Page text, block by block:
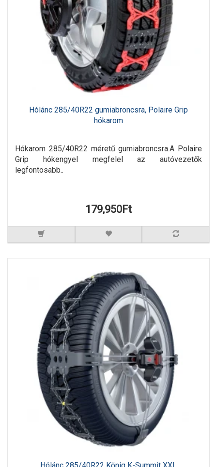
Hólánc 285/40R22 gumiabroncsra, Polaire Grip
hókarom
Hókarom 285/40R22 méretű gumiabroncsra.A Polaire
Grip hókengyel megfelel az autóvezetők
legfontosabb..
179,950Ft